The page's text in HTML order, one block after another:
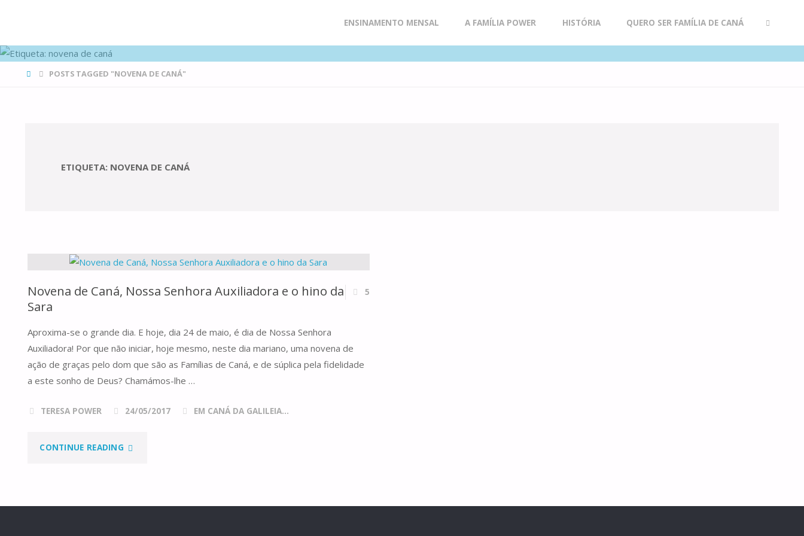
to
ENSINAMENTO MENSAL A FAMÍLIA POWER HISTÓRIA QUERO SER FAMÍLIA DE CANÁ
HOMEPOSTS TAGGED "NOVENA DE CANÁ"
ETIQUETA: NOVENA DE CANÁ
Novena de Caná, Nossa Senhora Auxiliadora e o hino da
Sara
5
Aproxima-se o grande dia. E hoje, dia 24 de maio, é dia de Nossa Senhora
Auxiliadora! Por que não iniciar, hoje mesmo, neste dia mariano, uma novena de
ação de graças pelo dom que são as Famílias de Caná, e de súplica pela fidelidade
a este sonho de Deus? Chamámos-lhe …
TERESA POWER 24/05/2017 EM CANÁ DA GALILEIA...
CONTINUE READING "NOVENA